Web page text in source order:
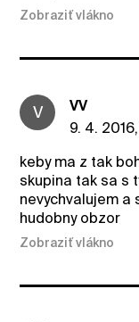
Zobraziť vlákno
V
VV
9. 4.
keby ma z tak
skupina tak sa s
nevychvalujem a
hudobny obzor
Zobraziť vlákno